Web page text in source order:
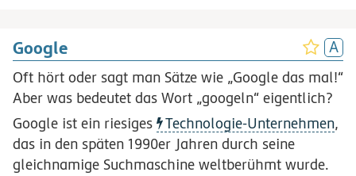
Google
Oft hört oder sagt man Sätze wie „Google das mal!“
Aber was bedeutet das Wort „googeln“ eigentlich?
Google ist ein riesiges
Technologie-Unternehmen,
das in den späten 1990er Jahren durch seine
gleichnamige Suchmaschine weltberühmt wurde.